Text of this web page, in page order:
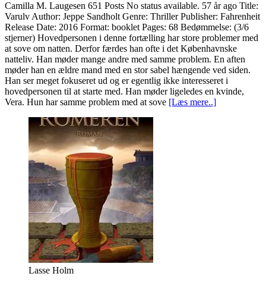
Camilla M. Laugesen 651 Posts No status available. 57 år ago Title:
Varulv Author: Jeppe Sandholt Genre: Thriller Publisher: Fahrenheit
Release Date: 2016 Format: booklet Pages: 68 Bedømmelse: (3/6
stjerner) Hovedpersonen i denne fortælling har store problemer med
at sove om natten. Derfor færdes han ofte i det Københavnske
natteliv. Han møder mange andre med samme problem. En aften
møder han en ældre mand med en stor sabel hængende ved siden.
Han ser meget fokuseret ud og er egentlig ikke interesseret i
hovedpersonen til at starte med. Han møder ligeledes en kvinde,
Vera. Hun har samme problem med at sove [Læs mere..]
Lasse Holm